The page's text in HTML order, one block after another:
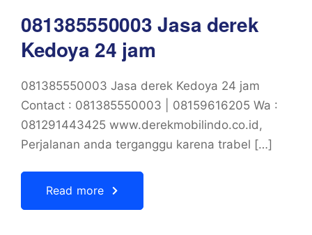
081385550003 Jasa derek
Kedoya 24 jam
081385550003 Jasa derek Kedoya 24 jam
Contact : 081385550003 | 08159616205 Wa :
081291443425 www.derekmobilindo.co.id,
Perjalanan anda terganggu karena trabel […]
Read more